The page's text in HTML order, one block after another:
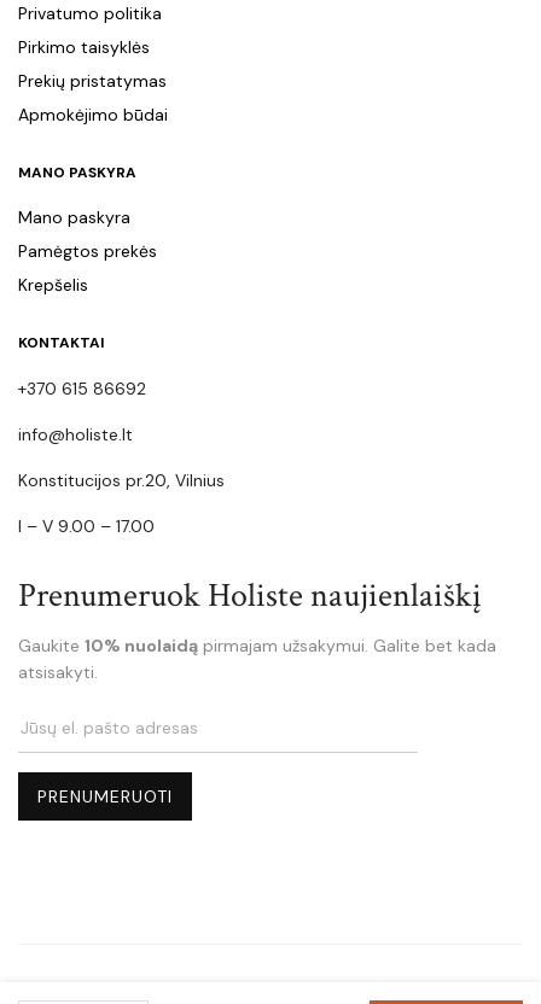
Privatumo politika
Pirkimo taisyklės
Prekių pristatymas
Apmokėjimo būdai
MANO PASKYRA
Mano paskyra
Pamėgtos prekės
Krepšelis
KONTAKTAI
+370 615 86692
info@holiste.lt
Konstitucijos pr.20, Vilnius
I – V 9.00 – 17.00
Prenumeruok Holiste naujienlaiškį
Gaukite 10% nuolaidą pirmajam užsakymui. Galite bet kada
atsisakyti.
Holiste.lt © Copyright 2025 - Visos teisės saugomos.